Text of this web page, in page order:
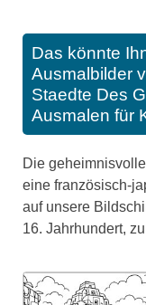
Das könnte
Ausmalbilder
Staedte Des
Ausmalen für
Die
eine französisch-
auf unsere
16. Jahrhundert,